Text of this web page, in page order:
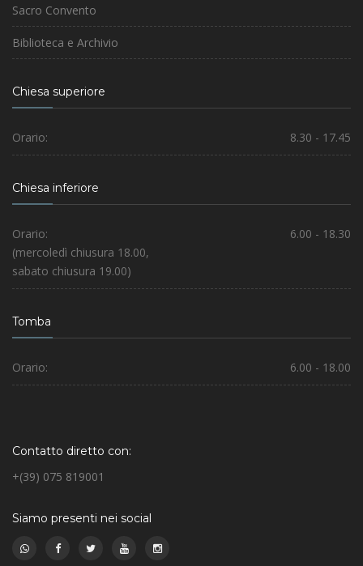
Sacro Convento
Biblioteca e Archivio
Chiesa superiore
Orario: 8.30 - 17.45
Chiesa inferiore
Orario:
6.00 - 18.30
(mercoledì chiusura 18.00,
sabato chiusura 19.00)
Tomba
Orario: 6.00 - 18.00
Contatto diretto con:
+(39) 075 819001
Siamo presenti nei social